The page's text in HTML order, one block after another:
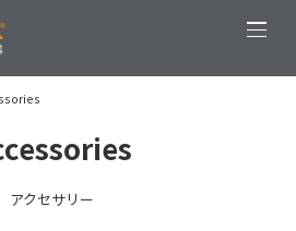
アクセサリー